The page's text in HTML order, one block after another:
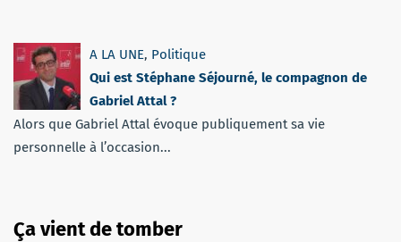
A LA UNE, Politique
Qui est Stéphane Séjourné, le compagnon de
Gabriel Attal ?
Alors que Gabriel Attal évoque publiquement sa vie
personnelle à l’occasion...
Ça vient de tomber